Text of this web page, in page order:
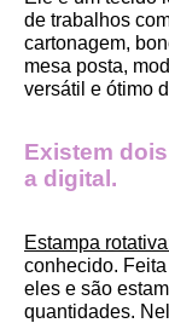
de trabalhos
cartonagem,
mesa posta,
versátil e ótimo
Existem
a digital.
Estampa
conhecido.
eles e são
quantidades.